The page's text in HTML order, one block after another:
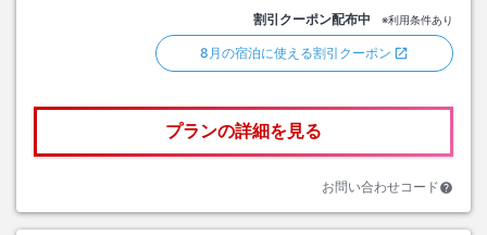
割引クーポン配布中 ※利用条件あり
8月の宿泊に使える割引クーポン
プランの詳細を見る
お問い合わせコード